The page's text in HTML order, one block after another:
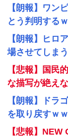
【朗報】ワン
とう判明する
【朗報】ヒロ
場させてしま
【悲報】国民
な描写が絶え
【朗報】ドラ
を取り戻すｗ
【悲報】